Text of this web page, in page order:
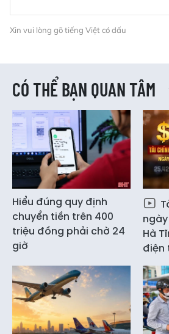
Xin vui lòng gõ tiếng Việt có dấu
CÓ THỂ BẠN QUAN TÂM
Hiểu đúng quy định
chuyển tiền trên 400
triệu đồng phải chờ 24
giờ
Hà
điện